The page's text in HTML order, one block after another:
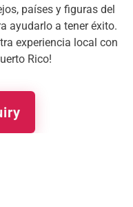
países y figuras del
ayudarlo a tener éxito.
experiencia local con
Rico!